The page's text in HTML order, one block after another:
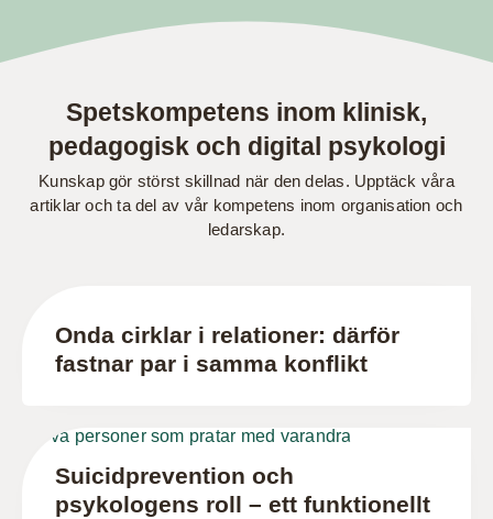
Spetskompetens inom klinisk,
pedagogisk och digital psykologi
Kunskap gör störst skillnad när den delas. Upptäck våra
artiklar och ta del av vår kompetens inom organisation och
ledarskap.
Onda cirklar i relationer: därför
fastnar par i samma konflikt
Suicidprevention och
psykologens roll – ett funktionellt